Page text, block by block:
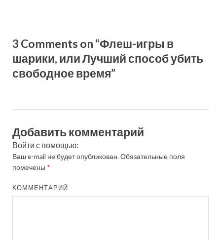
3 Comments on “Флеш-игры в
шарики, или Лучший способ убить
свободное время”
Добавить комментарий
Войти с помощью:
Ваш e-mail не будет опубликован.Обязательные поля
помечены *
КОММЕНТАРИЙ